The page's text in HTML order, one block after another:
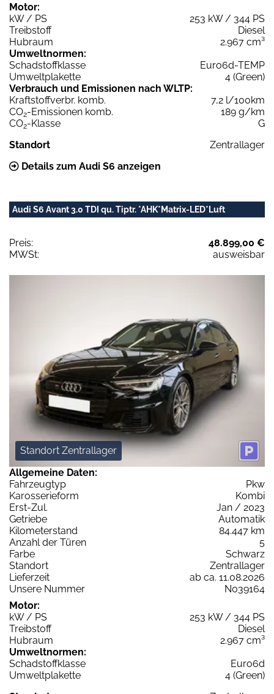
Motor:
kW / PS
253 kW / 344 PS
Treibstoff
Diesel
Hubraum
2.967 cm³
Umweltnormen:
Schadstoffklasse
Euro6d-TEMP
Umweltplakette
4 (Green)
Verbrauch und Emissionen nach WLTP:
Kraftstoffverbr. komb.
7,2 l/100km
CO2-Emissionen komb.
189 g/km
CO2-Klasse
G
Standort
Zentrallager
Details zum Audi S6 anzeigen
Audi S6 Avant 3.0 TDI qu. Tiptr. *AHK*Matrix-LED*Luft
Preis:
48.899,00 €
MWSt:
ausweisbar
Standort Zentrallager
Allgemeine Daten:
Fahrzeugtyp
Pkw
Karosserieform
Kombi
Erst-Zul.
Jan / 2023
Getriebe
Automatik
Kilometerstand
84.447 km
Anzahl der Türen
5
Farbe
Schwarz
Standort
Zentrallager
Lieferzeit
ab ca. 11.08.2026
Unsere Nummer
N039164
Motor:
kW / PS
253 kW / 344 PS
Treibstoff
Diesel
Hubraum
2.967 cm³
Umweltnormen:
Schadstoffklasse
Euro6d
Umweltplakette
4 (Green)